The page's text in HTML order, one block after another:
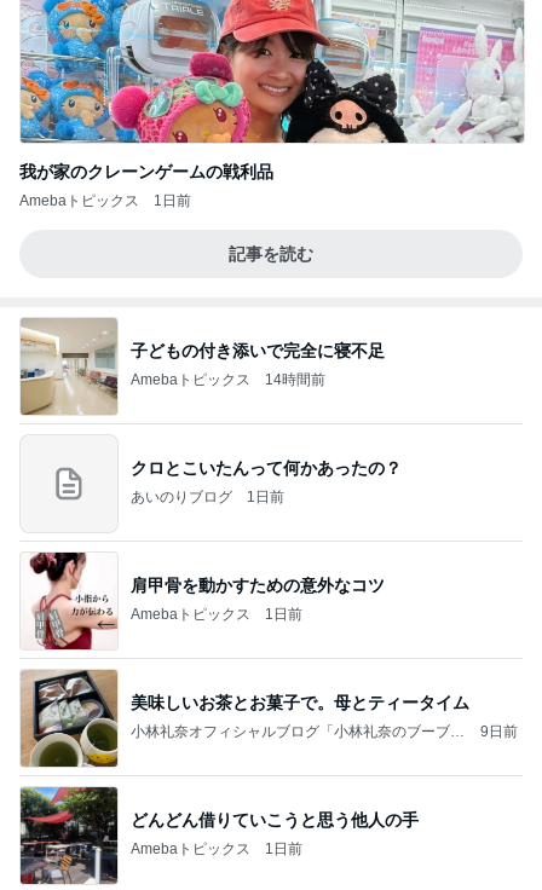
我が家のクレーンゲームの戦利品
Amebaトピックス 1日前
記事を読む
子どもの付き添いで完全に寝不足
Amebaトピックス 14時間前
クロとこいたんって何かあったの？
あいのりブログ 1日前
肩甲骨を動かすための意外なコツ
Amebaトピックス 1日前
美味しいお茶とお菓子で。母とティータイム
小林礼奈オフィシャルブログ「小林礼奈のブーブー
9日前
どんどん借りていこうと思う他人の手
Amebaトピックス 1日前